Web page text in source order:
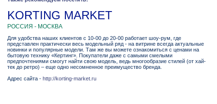
KORTING MARKET
РОССИЯ - МОСКВА
Для удобства наших клиентов с 10-00 до 20-00 работает шоу-рум, где
представлен практически весь модельный ряд - на витрине всегда актуальные
новинки и популярные модели. Там же вы можете ознакомиться с ценами на
бытовую технику «Кертинг». Покупатели даже с самыми смелыми
предпочтениями смогут найти свою модель, ведь многообразие стилей (от хай-
тек до ретро) – еще одно несомненное преимущество бренда.
Адрес сайта - http://korting-market.ru